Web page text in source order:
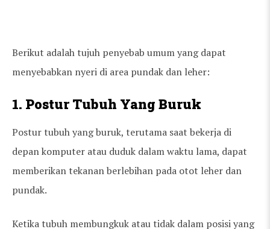
Berikut adalah tujuh penyebab umum yang dapat
menyebabkan nyeri di area pundak dan leher:
1. Postur Tubuh Yang Buruk
Postur tubuh yang buruk, terutama saat bekerja di
depan komputer atau duduk dalam waktu lama, dapat
memberikan tekanan berlebihan pada otot leher dan
pundak.
Ketika tubuh membungkuk atau tidak dalam posisi yang